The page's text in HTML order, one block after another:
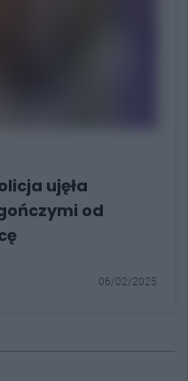
ujęła
od
06/02/2025